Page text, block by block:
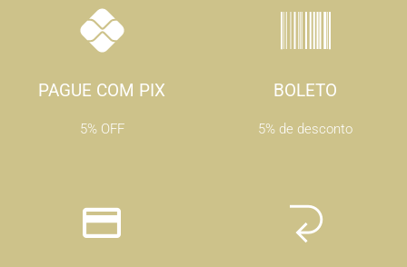
PAGUE COM PIX
5% OFF
BOLETO
5% de desconto